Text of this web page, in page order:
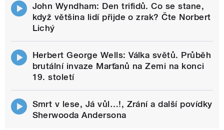
John Wyndham: Den trifidů. Co se stane,
když většina lidí přijde o zrak? Čte Norbert
Lichý
Herbert George Wells: Válka světů. Průběh
brutální invaze Marťanů na Zemi na konci
19. století
Smrt v lese, Já vůl…!, Zrání a další povídky
Sherwooda Andersona